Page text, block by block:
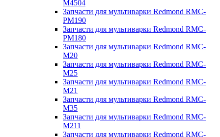
M4504
Запчасти для мультиварки Redmond RMC-
PM190
Запчасти для мультиварки Redmond RMC-
PM180
Запчасти для мультиварки Redmond RMC-
M20
Запчасти для мультиварки Redmond RMC-
M25
Запчасти для мультиварки Redmond RMC-
M21
Запчасти для мультиварки Redmond RMC-
M35
Запчасти для мультиварки Redmond RMC-
M211
Запчасти для мультиварки Redmond RMC-